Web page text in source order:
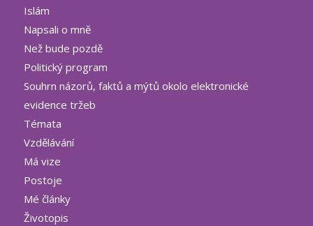
Islám
Napsali o mně
Než bude pozdě
Politický program
Souhrn názorů, faktů a mýtů okolo elektronické
evidence tržeb
Témata
Vzdělávání
Má vize
Postoje
Mé články
Životopis